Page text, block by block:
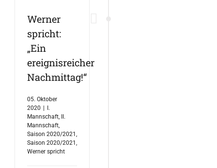
Werner
spricht:
„Ein
ereignisreicher
Nachmittag!“
05. Oktober
2020 | I.
Mannschaft II.
Mannschaft
Saison 2020/2021
Saison 2020/2021
Werner spricht